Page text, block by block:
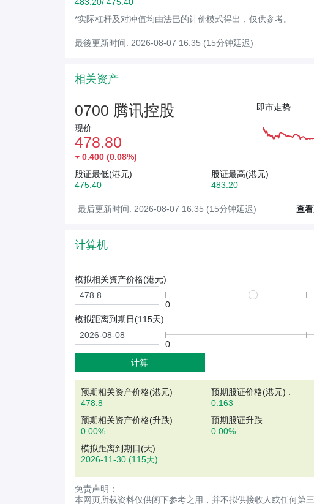
*实际杠杆及对冲值均由法巴的计价模式得出，仅供参考。
最後更新时间: 2026-08-07 16:35 (15分钟延迟)
相关资产
0700 腾讯控股
现价
478.80
0.400 (0.08%)
即市走势
股证最低(港元)
475.40
股证最高(港元)
483.20
最后更新时间: 2026-08-07 16:35 (15分钟延迟) 查
计算机
模拟相关资产价格(港元)
0
模拟距离到期日(115天)
0
计算
预期相关资产价格(港元)
478.8
预期股证价格(港元) :
0.163
预期相关资产价格(升跌)
0.00%
预期股证升跌 :
0.00%
模拟距离到期日(天)
2026-11-30 (115天)
免责声明：
本网页所载资料仅供阁下参考之用，并不拟供接收人或任何第